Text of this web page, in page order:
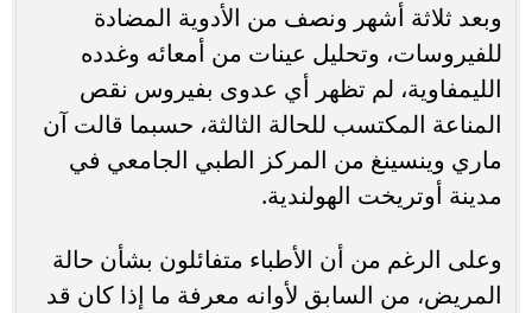
وبعد ثلاثة أشهر ونصف من الأدوية المضادة
للفيروسات، وتحليل عينات من أمعائه وغدده
الليمفاوية، لم تظهر أي عدوى بفيروس نقص
المناعة المكتسب للحالة الثالثة، حسبما قالت آن
ماري وينسينغ من المركز الطبي الجامعي في
مدينة أوتريخت الهولندية.
وعلى الرغم من أن الأطباء متفائلون بشأن حالة
المريض، من السابق لأوانه معرفة ما إذا كان قد